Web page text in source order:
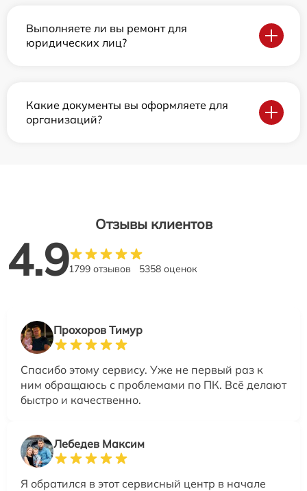
Выполняете ли вы ремонт для
юридических лиц?
Какие документы вы оформляете для
организаций?
Отзывы клиентов
4.91799 отзывов 5358 оценок
Прохоров Тимур
Спасибо этому сервису. Уже не первый раз к
ним обращаюсь с проблемами по ПК. Всё делают
быстро и качественно.
Лебедев Максим
Я обратился в этот сервисный центр в начале